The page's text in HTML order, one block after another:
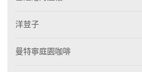
洋荳子
曼特寧庭園咖啡